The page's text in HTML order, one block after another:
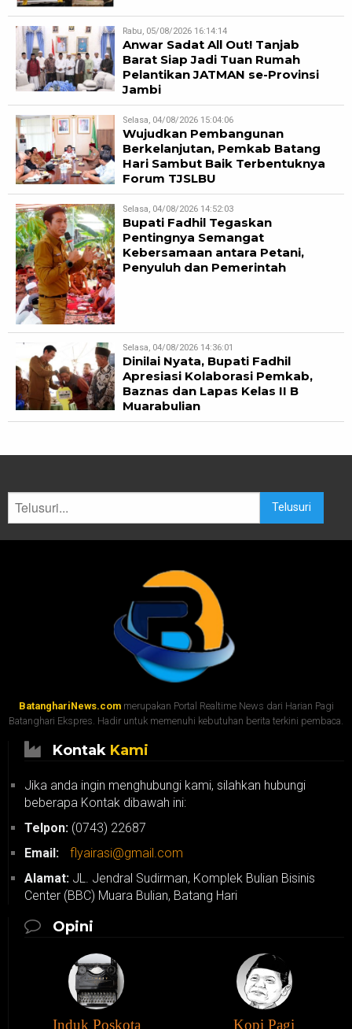
Rabu, 05/08/2026 16:14:14
Anwar Sadat All Out! Tanjab
Barat Siap Jadi Tuan Rumah
Pelantikan JATMAN se-Provinsi
Jambi
Selasa, 04/08/2026 15:04:06
Wujudkan Pembangunan
Berkelanjutan, Pemkab Batang
Hari Sambut Baik Terbentuknya
Forum TJSLBU
Selasa, 04/08/2026 14:52:03
Bupati Fadhil Tegaskan
Pentingnya Semangat
Kebersamaan antara Petani,
Penyuluh dan Pemerintah
Selasa, 04/08/2026 14:36:01
Dinilai Nyata, Bupati Fadhil
Apresiasi Kolaborasi Pemkab,
Baznas dan Lapas Kelas II B
Muarabulian
Telusuri
BatanghariNews.commerupakan Portal Realtime News dari Harian Pagi
Batanghari Ekspres. Hadir untuk memenuhi kebutuhan berita terkini pembaca.
Kontak Kami
Jika anda ingin menghubungi kami, silahkan hubungi
beberapa Kontak dibawah ini:
Telpon: (0743) 22687
Email:
flyairasi@gmail.com
Alamat: JL. Jendral Sudirman, Komplek Bulian Bisinis
Center (BBC) Muara Bulian, Batang Hari
Opini
Induk Poskota Kopi Pagi